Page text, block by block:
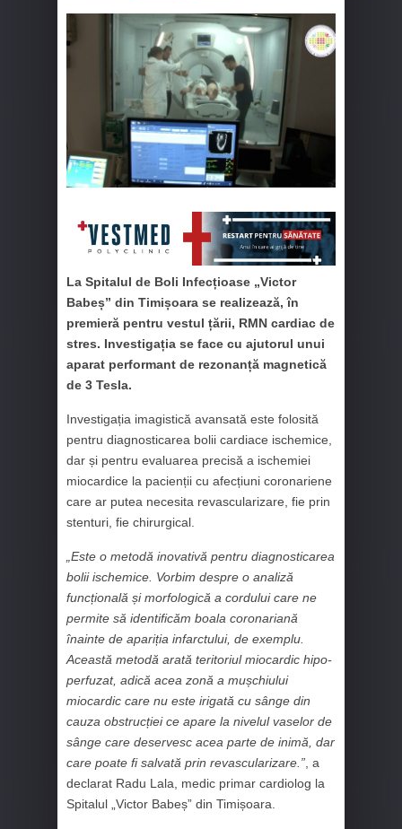
La Spitalul de Boli Infecțioase „Victor
Babeș” din Timișoara se realizează, în
premieră pentru vestul țării, RMN cardiac de
stres. Investigația se face cu ajutorul unui
aparat performant de rezonanță magnetică
de 3 Tesla.
Investigația imagistică avansată este folosită
pentru diagnosticarea bolii cardiace ischemice,
dar și pentru evaluarea precisă a ischemiei
miocardice la pacienții cu afecțiuni coronariene
care ar putea necesita revascularizare, fie prin
stenturi, fie chirurgical.
„Este o metodă inovativă pentru diagnosticarea
bolii ischemice. Vorbim despre o analiză
funcțională și morfologică a cordului care ne
permite să identificăm boala coronariană
înainte de apariția infarctului, de exemplu.
Această metodă arată teritoriul miocardic hipo-
perfuzat, adică acea zonă a mușchiului
miocardic care nu este irigată cu sânge din
cauza obstrucției ce apare la nivelul vaselor de
sânge care deservesc acea parte de inimă, dar
care poate fi salvată prin revascularizare.” , a
declarat Radu Lala, medic primar cardiolog la
Spitalul „Victor Babeș” din Timișoara.